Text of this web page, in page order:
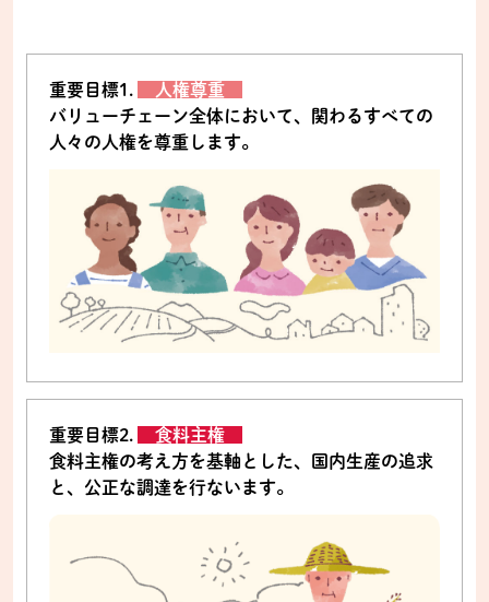
重要目標1.
人権尊重
バリューチェーン全体において、関わるすべての
人々の人権を尊重します。
重要目標2.
食料主権
食料主権の考え方を基軸とした、国内生産の追求
と、公正な調達を行ないます。